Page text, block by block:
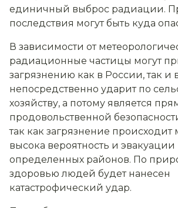
единичный выброс радиации.
последствия могут быть куда
В зависимости от
радиационные частицы могут
загрязнению как в России, так и
непосредственно ударит по
хозяйству, а потому является
продовольственной
так как загрязнение происходит
высока вероятность и
определенных районов. По
здоровью людей будет нанесен
катастрофический удар.